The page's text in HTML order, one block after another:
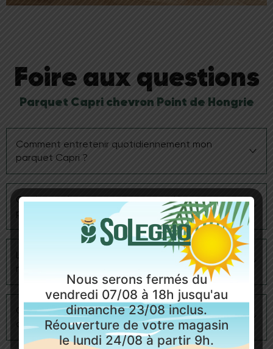
Foire aux questions
Parquet Capri chevron Point de Hongrie
Comment entretenir quotidiennement mon
parquet Capri ?
Un dépoussiérage régulier et un nettoyage avec un
balai microfibre légèrement humide suffisent.
Utilisez un savon adapté aux parquets huilés.
Quel type de pose est recommandé pour ce
parquet ?
La pose collée est recommandée, notamment pour
assurer la stabilité du motif chevron et la
compatibilité avec le chauffage au sol.
Le Capri Chevron présente-t-il beaucoup de
nœuds ?
Il présente une présence modérée de nœuds,
offrant un aspect naturel et authentique sans être
trop rustique.
Quelle est la finition appliquée sur ce modèle (huilé
ou verni) ?
Nous serons fermés du
vendredi 07/08 à 18h jusqu'au
dimanche 23/08 inclus.
Réouverture de votre magasin
le lundi 24/08 à partir 9h.